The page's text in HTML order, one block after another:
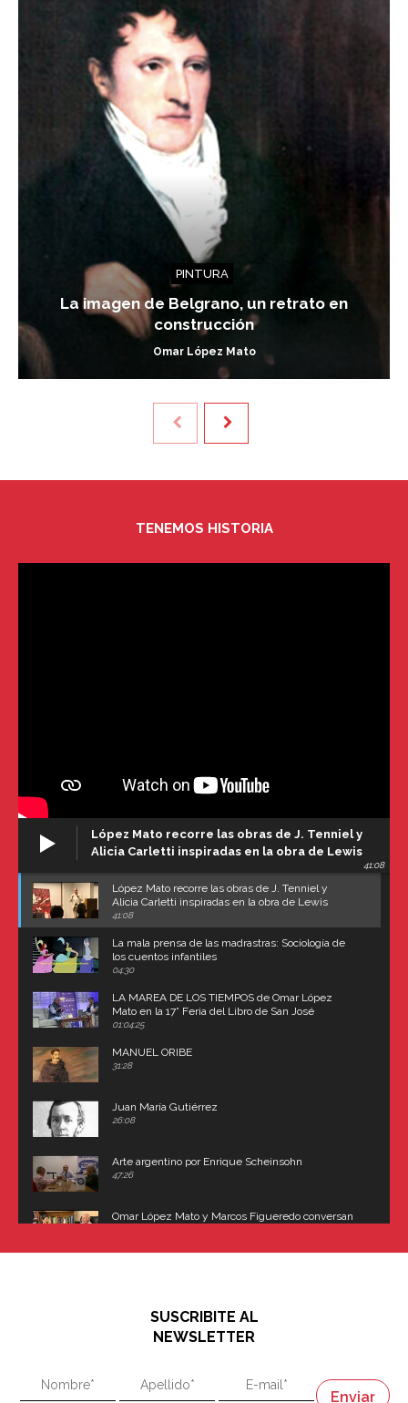
PINTURA
La imagen de Belgrano, un retrato en
construcción
Omar López Mato
TENEMOS HISTORIA
López Mato recorre las obras de J. Tenniel y
Alicia Carletti inspiradas en la obra de Lewis
41:08
López Mato recorre las obras de J. Tenniel y
Alicia Carletti inspiradas en la obra de Lewis
Carroll
41:08
La mala prensa de las madrastras: Sociología de
los cuentos infantiles
04:30
LA MAREA DE LOS TIEMPOS de Omar López
Mato en la 17° Feria del Libro de San José
(Uruguay)
01:04:25
MANUEL ORIBE
31:28
Juan María Gutiérrez
26:08
Arte argentino por Enrique Scheinsohn
47:26
Omar López Mato y Marcos Figueredo conversan
"En política, la estupidez no es una desventaja"
"En política, la estupidez no es una desventaja"
Napoleón
SUSCRIBITE AL
NEWSLETTER